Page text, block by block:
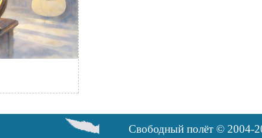
Свободный полёт © 2004-